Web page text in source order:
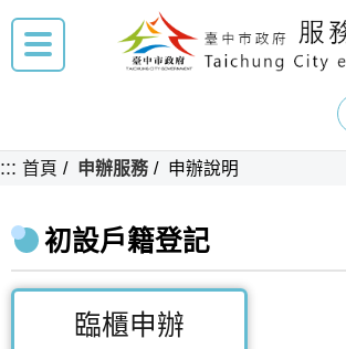
::: 首頁 申辦服務 申辦說明
初設戶籍登記
臨櫃申辦